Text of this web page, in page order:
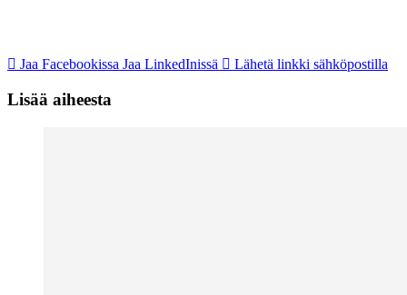
Jaa Facebookissa Jaa LinkedInissä Lähetä linkki sähköpostilla
Lisää aiheesta